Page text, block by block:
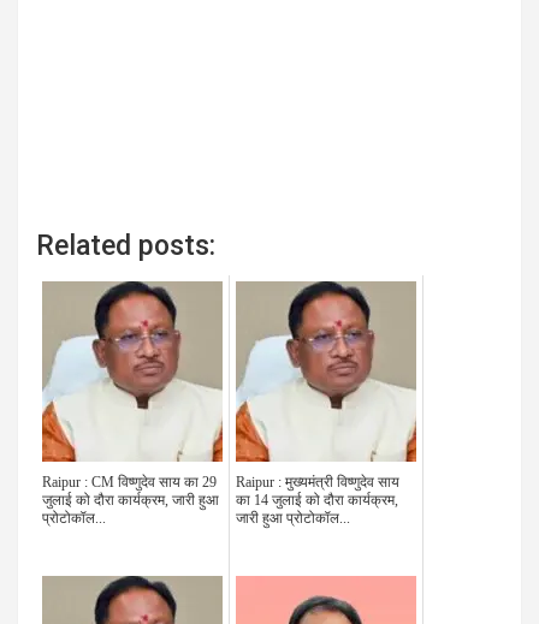
Related posts:
Raipur : CM विष्णुदेव साय का 29
जुलाई को दौरा कार्यक्रम, जारी हुआ
प्रोटोकॉल...
Raipur : मुख्यमंत्री विष्णुदेव साय
का 14 जुलाई को दौरा कार्यक्रम,
जारी हुआ प्रोटोकॉल...